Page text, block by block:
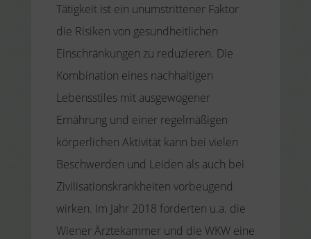
Tätigkeit ist ein unumstrittener Faktor
die Risiken von gesundheitlichen
Einschränkungen zu reduzieren. Die
Kombination eines nachhaltigen
Lebensstiles mit ausgewogener
Ernährung und einer regelmäßigen
körperlichen Aktivität kann bei vielen
Beschwerden und Leiden als auch bei
Zivilisationskrankheiten vorbeugend
wirken. Im Jahr 2018 forderten u.a. die
Wiener Ärztekammer und die WKW eine